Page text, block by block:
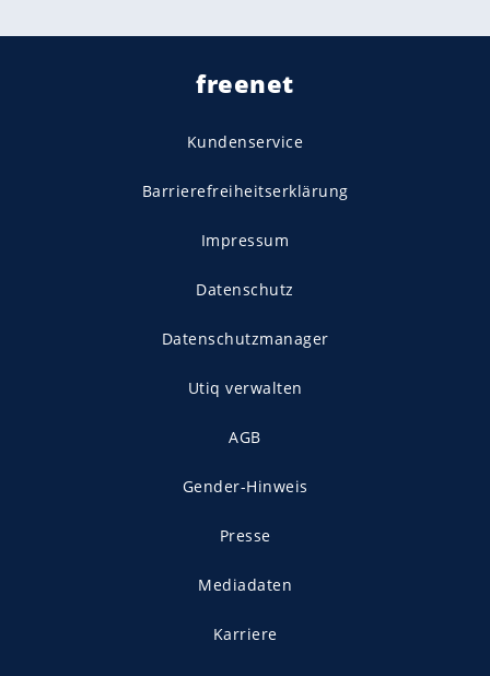
freenet
Kundenservice
Barrierefreiheitserklärung
Impressum
Datenschutz
Datenschutzmanager
Utiq verwalten
AGB
Gender-Hinweis
Presse
Mediadaten
Karriere